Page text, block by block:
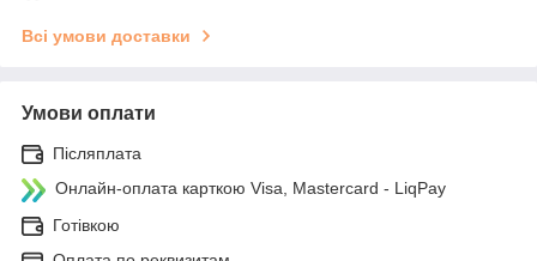
Всі умови доставки
Умови оплати
Післяплата
Онлайн-оплата карткою Visa, Mastercard - LiqPay
Готівкою